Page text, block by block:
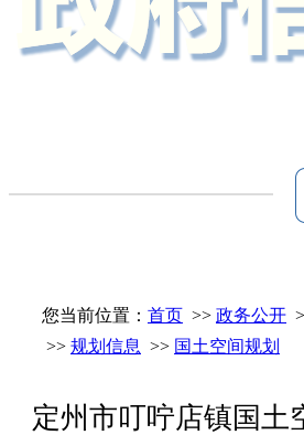
您当前位置： 首页 >> 政务公开
>> 规划信息 >> 国土空间规划
定州市叮咛店镇国土